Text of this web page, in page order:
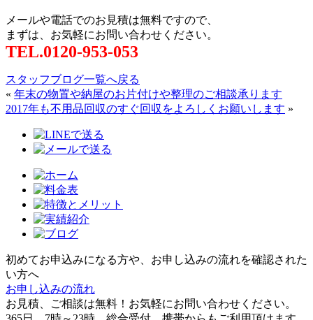
メールや電話でのお見積は無料ですので、
まずは、お気軽にお問い合わせください。
TEL.0120-953-053
スタッフブログ一覧へ戻る
« 年末の物置や納屋のお片付けや整理のご相談承ります
2017年も不用品回収のすぐ回収をよろしくお願いします »
初めてお申込みになる方や、お申し込みの流れを確認された
い方へ
お申し込みの流れ
お見積、ご相談は無料！お気軽にお問い合わせください。